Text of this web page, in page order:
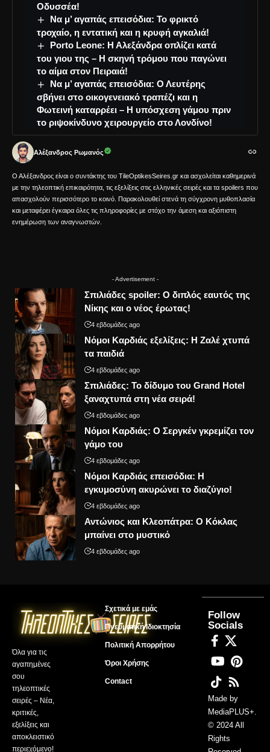
Οδυσσέα!
Να μ’ αγαπάς επεισόδια: Το φρικτό
τροχαίο, η εντατική και η κρυφή αγκαλιά!
Porto Leone: Η Αλεξάνδρα οπλίζει κατά
του γιου της – Η σκηνή τρόμου που παγώνει
το αίμα στον Πειραιά!
Να μ’ αγαπάς επεισόδια: Ο Λευτέρης
σβήνει στο οικογενειακό τραπέζι και η
Φωτεινή καταρρέει – Η υπόσχεση γάμου πριν
το ριψοκίνδυνο χειρουργείο στο Λονδίνο!
Αλέξανδρος Ρωμανός
Ο Αλέξανδρος είναι ο συντάκτης του TileOptikesSeires.gr και ασχολείται καθημερινά
με την τηλεοπτική επικαιρότητα, τις εξελίξεις στις ελληνικές σειρές και τα spoilers που
απασχολούν περισσότερο το κοινό. Παρακολουθεί στενά τη σύγχρονη μυθοπλασία
και μεταφέρει έγκαιρα όλες τις πληροφορίες με στόχο την άμεση και αξιόπιστη
ενημέρωση των αναγνωστών.
- Advertisement -
Σπιλιάδες spoiler: Ο διπλός εαυτός της
Νίκης και ο νέος έρωτας!
4 εβδομάδες ago
Νόμοι Καρδιάς εξελίξεις: Η Ζαλέ χτυπά
τα παιδιά
4 εβδομάδες ago
Σπιλιάδες: Το δίδυμο του Grand Hotel
ξαναχτυπά στη νέα σειρά!
4 εβδομάδες ago
Νόμοι Καρδιάς: Ο Σεργκέν γκρεμίζει τον
γάμο του
4 εβδομάδες ago
Νόμοι Καρδιάς επεισόδια: Η
εγκυμοσύνη ακυρώνει το διαζύγιο!
4 εβδομάδες ago
Αντώνιος και Κλεοπάτρα: Ο Κόκλας
μπαίνει στο μυστικό
4 εβδομάδες ago
Όλα για τις
αγαπημένες
σου
τηλεοπτικές
σειρές – Νέα,
κριτικές,
εξελίξεις και
αποκλειστικό
περιεχόμενο!
Σχετικά με εμάς
Πνευματική Ιδιοκτησία
Πολιτική Απορρήτου
Όροι Χρήσης
Contact
Follow
Socials
Made by
MediaPLUS+.
© 2024 All
Rights